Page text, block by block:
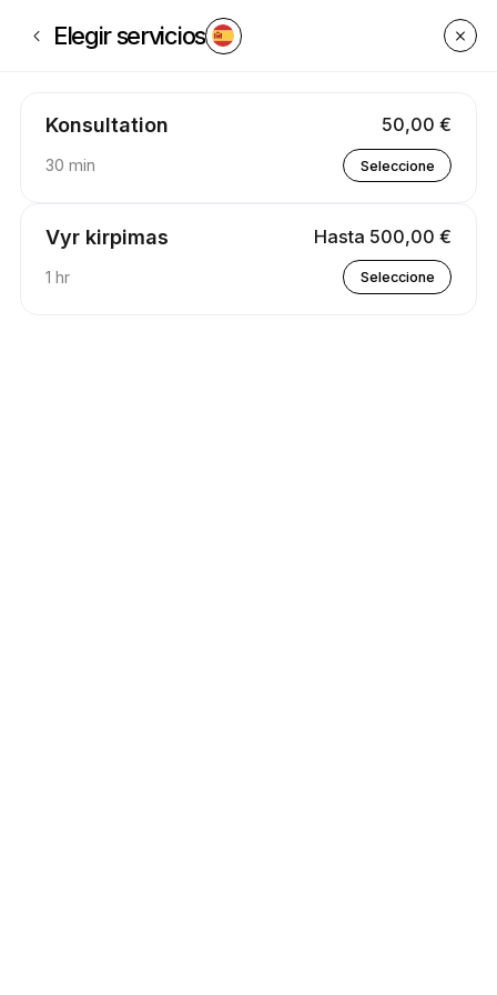
Elegir servicios
Konsultation 50,00 €
30 min Seleccione
Vyr kirpimas Hasta 500,00 €
1 hr Seleccione